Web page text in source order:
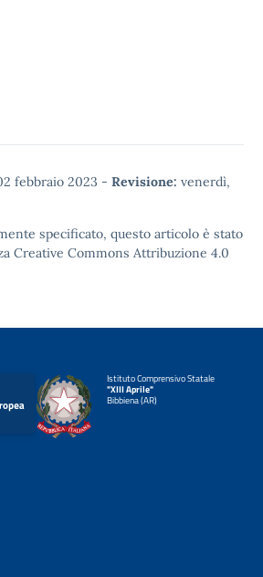
febbraio 2023 - Revisione: venerdì,
specificato, questo articolo è stato
Creative Commons Attribuzione 4.0
Istituto Comprensivo Statale
"XIII Aprile"
Bibbiena (AR)